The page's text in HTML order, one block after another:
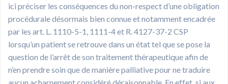
ici préciser les conséquences du non-respect d’une obligation
procédurale désormais bien connue et notamment encadrée
par les art. L. 1110-5-1, 1111-4 et R. 4127-37-2 CSP
lorsqu’un patient se retrouve dans un état tel que se pose la
question de l’arrêt de son traitement thérapeutique afin de
n’en prendre soin que de manière palliative pour ne traduire